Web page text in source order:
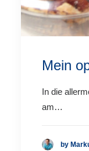
Mein
In die
am…
by